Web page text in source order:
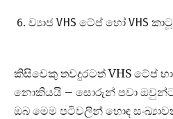
ව්‍යාජ VHS ටේප් හෝ VHS
කිසිවෙකු තවදුරටත් VHS ටේප්
නොකියයි – සොරුන් පවා
ඔබ මෙම පටිවලින් හොඳ